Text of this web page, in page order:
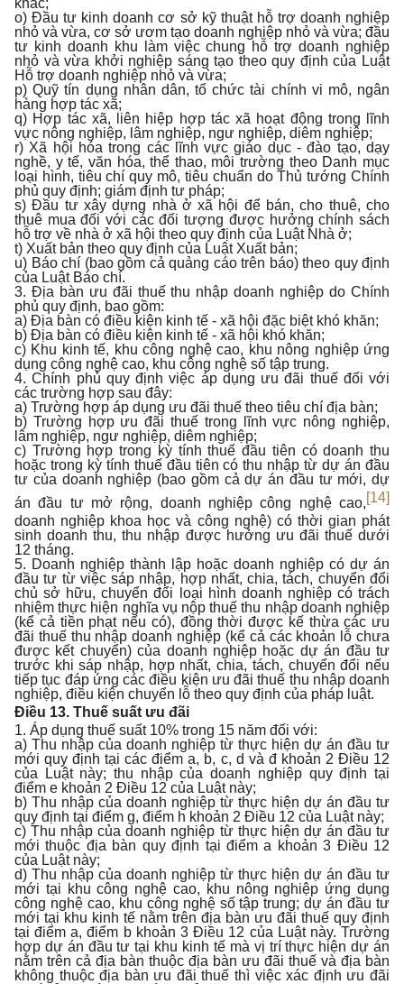
khác;
o) Đầu tư kinh doanh cơ sở kỹ thuật hỗ trợ doanh nghiệp
nhỏ và vừa, cơ sở ươm tạo doanh nghiệp nhỏ và vừa; đầu
tư kinh doanh khu làm việc chung hỗ trợ doanh nghiệp
nhỏ và vừa khởi nghiệp sáng tạo theo quy định của Luật
Hỗ trợ doanh nghiệp nhỏ và vừa;
p) Quỹ tín dụng nhân dân, tổ chức tài chính vi mô, ngân
hàng hợp tác xã;
q) Hợp tác xã, liên hiệp hợp tác xã hoạt động trong lĩnh
vực nông nghiệp, lâm nghiệp, ngư nghiệp, diêm nghiệp;
r) Xã hội hóa trong các lĩnh vực giáo dục - đào tạo, dạy
nghề, y tế, văn hóa, thể thao, môi trường theo Danh mục
loại hình, tiêu chí quy mô, tiêu chuẩn do Thủ tướng Chính
phủ quy định; giám định tư pháp;
s) Đầu tư xây dựng nhà ở xã hội để bán, cho thuê, cho
thuê mua đối với các đối tượng được hưởng chính sách
hỗ trợ về nhà ở xã hội theo quy định của Luật Nhà ở;
t) Xuất bản theo quy định của Luật Xuất bản;
u) Báo chí (bao gồm cả quảng cáo trên báo) theo quy định
của Luật Báo chí.
3. Địa bàn ưu đãi thuế thu nhập doanh nghiệp do Chính
phủ quy định, bao gồm:
a) Địa bàn có điều kiện kinh tế - xã hội đặc biệt khó khăn;
b) Địa bàn có điều kiện kinh tế - xã hội khó khăn;
c) Khu kinh tế, khu công nghệ cao, khu nông nghiệp ứng
dụng công nghệ cao, khu công nghệ số tập trung.
4. Chính phủ quy định việc áp dụng ưu đãi thuế đối với
các trường hợp sau đây:
a) Trường hợp áp dụng ưu đãi thuế theo tiêu chí địa bàn;
b) Trường hợp ưu đãi thuế trong lĩnh vực nông nghiệp,
lâm nghiệp, ngư nghiệp, diêm nghiệp;
c) Trường hợp trong kỳ tính thuế đầu tiên có doanh thu
hoặc trong kỳ tính thuế đầu tiên có thu nhập từ dự án đầu
tư của doanh nghiệp (bao gồm cả dự án đầu tư mới, dự
án đầu tư mở rộng, doanh nghiệp công nghệ cao,[14]
doanh nghiệp khoa học và công nghệ) có thời gian phát
sinh doanh thu, thu nhập được hưởng ưu đãi thuế dưới
12 tháng.
5. Doanh nghiệp thành lập hoặc doanh nghiệp có dự án
đầu tư từ việc sáp nhập, hợp nhất, chia, tách, chuyển đổi
chủ sở hữu, chuyển đổi loại hình doanh nghiệp có trách
nhiệm thực hiện nghĩa vụ nộp thuế thu nhập doanh nghiệp
(kể cả tiền phạt nếu có), đồng thời được kế thừa các ưu
đãi thuế thu nhập doanh nghiệp (kể cả các khoản lỗ chưa
được kết chuyển) của doanh nghiệp hoặc dự án đầu tư
trước khi sáp nhập, hợp nhất, chia, tách, chuyển đổi nếu
tiếp tục đáp ứng các điều kiện ưu đãi thuế thu nhập doanh
nghiệp, điều kiện chuyển lỗ theo quy định của pháp luật.
Điều 13. Thuế suất ưu đãi
1. Áp dụng thuế suất 10% trong 15 năm đối với:
a) Thu nhập của doanh nghiệp từ thực hiện dự án đầu tư
mới quy định tại các điểm a, b, c, d và đ khoản 2 Điều 12
của Luật này; thu nhập của doanh nghiệp quy định tại
điểm e khoản 2 Điều 12 của Luật này;
b) Thu nhập của doanh nghiệp từ thực hiện dự án đầu tư
quy định tại điểm g, điểm h khoản 2 Điều 12 của Luật này;
c) Thu nhập của doanh nghiệp từ thực hiện dự án đầu tư
mới thuộc địa bàn quy định tại điểm a khoản 3 Điều 12
của Luật này;
d) Thu nhập của doanh nghiệp từ thực hiện dự án đầu tư
mới tại khu công nghệ cao, khu nông nghiệp ứng dụng
công nghệ cao, khu công nghệ số tập trung; dự án đầu tư
mới tại khu kinh tế nằm trên địa bàn ưu đãi thuế quy định
tại điểm a, điểm b khoản 3 Điều 12 của Luật này. Trường
hợp dự án đầu tư tại khu kinh tế mà vị trí thực hiện dự án
nằm trên cả địa bàn thuộc địa bàn ưu đãi thuế và địa bàn
không thuộc địa bàn ưu đãi thuế thì việc xác định ưu đãi